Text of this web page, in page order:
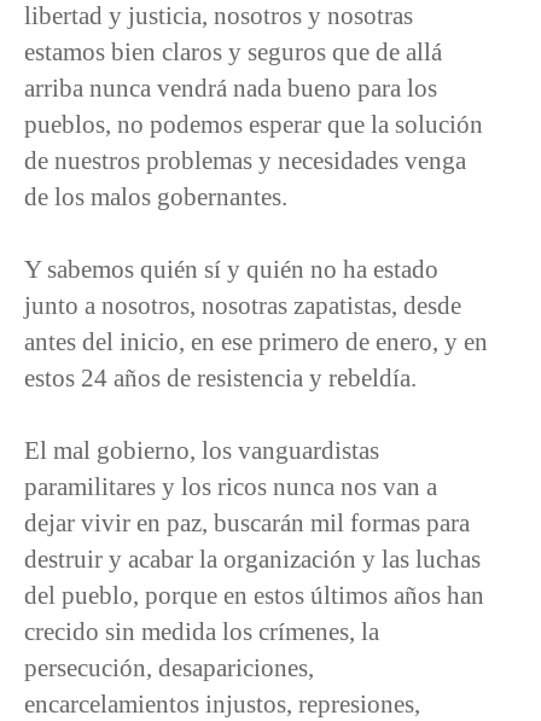
libertad y justicia, nosotros y nosotras
estamos bien claros y seguros que de allá
arriba nunca vendrá nada bueno para los
pueblos, no podemos esperar que la solución
de nuestros problemas y necesidades venga
de los malos gobernantes.
Y sabemos quién sí y quién no ha estado
junto a nosotros, nosotras zapatistas, desde
antes del inicio, en ese primero de enero, y en
estos 24 años de resistencia y rebeldía.
El mal gobierno, los vanguardistas
paramilitares y los ricos nunca nos van a
dejar vivir en paz, buscarán mil formas para
destruir y acabar la organización y las luchas
del pueblo, porque en estos últimos años han
crecido sin medida los crímenes, la
persecución, desapariciones,
encarcelamientos injustos, represiones,